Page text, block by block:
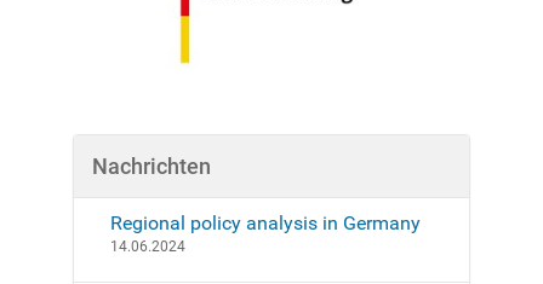
Nachrichten
Regional policy analysis in Germany
14.06.2024